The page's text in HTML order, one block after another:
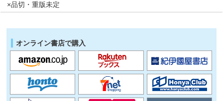
×品切・重版未定
オンライン書店で購入